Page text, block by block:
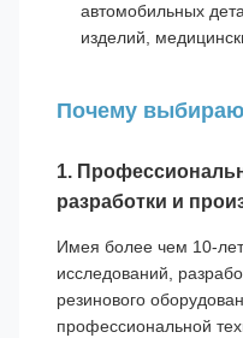
автомобильных
изделий,
Почему
1.
разработки и
Имея более чем 10-
исследований,
резинового
профессиональной